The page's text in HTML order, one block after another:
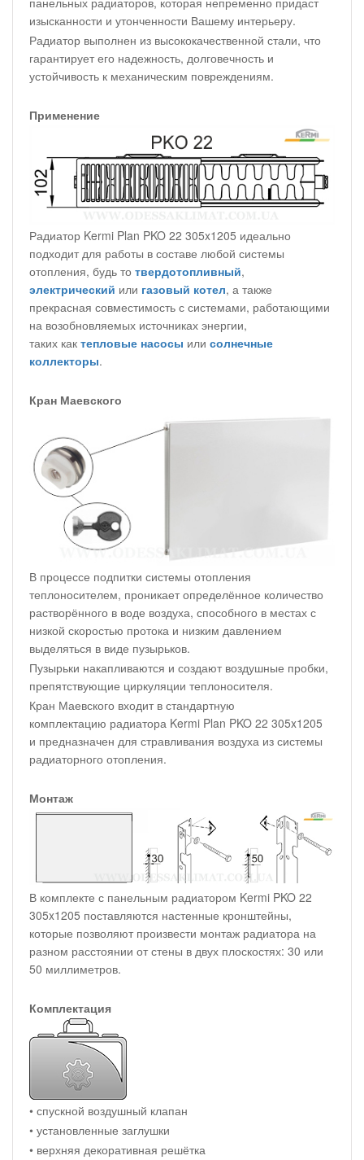
изысканности и утонченности Вашему интерьеру.
Радиатор выполнен из высококачественной стали, что
гарантирует его надежность, долговечность и
устойчивость к механическим повреждениям.
Применение
Радиатор Kermi Plan PKO 22 305x1205 идеально
подходит для работы в составе любой системы
отопления, будь то твердотопливный,
электрический или газовый котел, а также
прекрасная совместимость с системами, работающими
на возобновляемых источниках энергии,
таких как тепловые насосы или солнечные
коллекторы.
Кран Маевского
В процессе подпитки системы отопления
теплоносителем, проникает определённое количество
растворённого в воде воздуха, способного в местах с
низкой скоростью протока и низким давлением
выделяться в виде пузырьков.
Пузырьки накапливаются и создают воздушные пробки,
препятствующие циркуляции теплоносителя.
Кран Маевского входит в стандартную
комплектацию радиатора Kermi Plan PKO 22 305x1205
и предназначен для стравливания воздуха из системы
радиаторного отопления.
Монтаж
В комплекте с панельным радиатором Kermi PKO 22
305x1205 поставляются настенные кронштейны,
которые позволяют произвести монтаж радиатора на
разном расстоянии от стены в двух плоскостях: 30 или
50 миллиметров.
Комплектация
• спускной воздушный клапан
• установленные заглушки
• верхняя декоративная решётка